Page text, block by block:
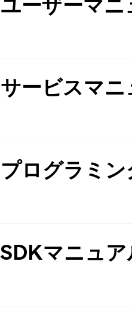
ユーザーマニ
サービスマニ
プログラミ
SDKマニュア